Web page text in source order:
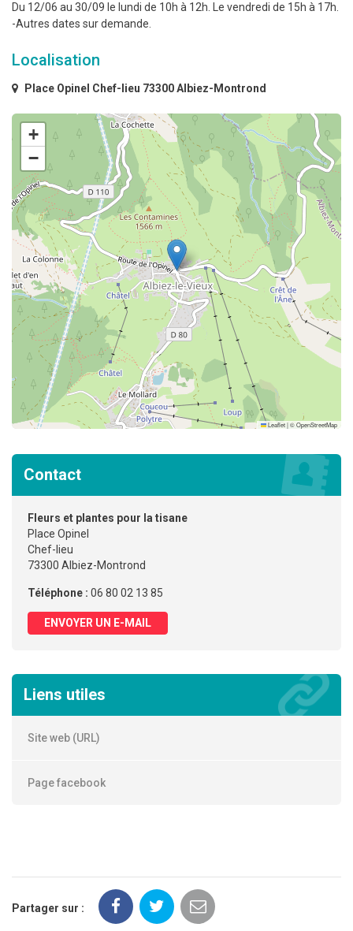
Du 12/06 au 30/09 le lundi de 10h à 12h. Le vendredi de 15h à 17h.
-Autres dates sur demande.
Localisation
Place Opinel Chef-lieu 73300 Albiez-Montrond
+
−
Leaflet|©OpenStreetMap
Contact
Fleurs et plantes pour la tisane
Place Opinel
Chef-lieu
73300 Albiez-Montrond
Téléphone : 06 80 02 13 85
ENVOYER UN E-MAIL
Liens utiles
Site web (URL)
Page facebook
Partager sur :